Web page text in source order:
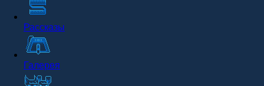
Рассказы
Галерея